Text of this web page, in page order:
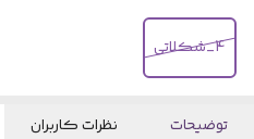
4_شکلاتی
توضیحات نظرات کاربران